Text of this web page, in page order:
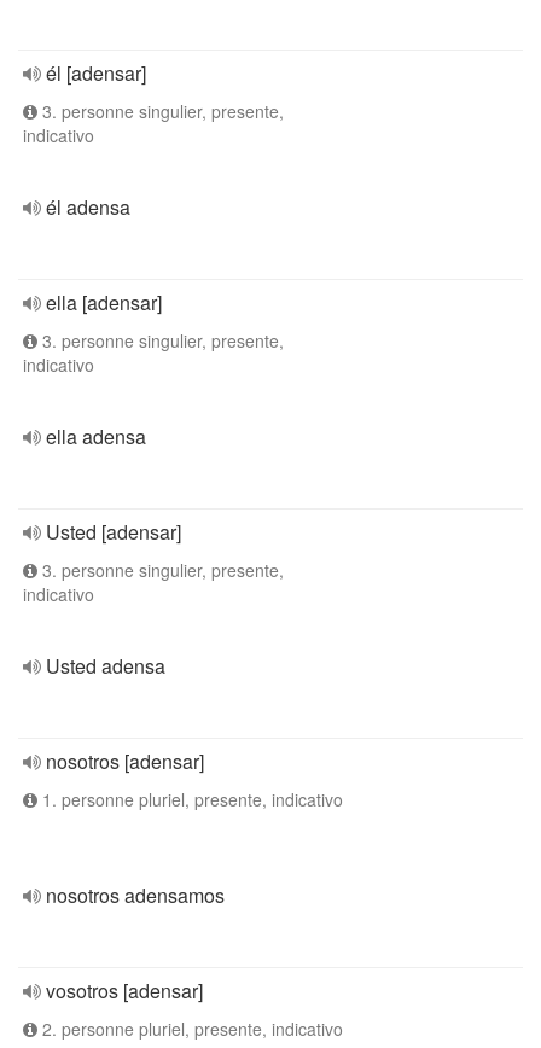
él [adensar]
3. personne singulier, presente,
indicativo
él adensa
ella [adensar]
3. personne singulier, presente,
indicativo
ella adensa
Usted [adensar]
3. personne singulier, presente,
indicativo
Usted adensa
nosotros [adensar]
1. personne pluriel, presente, indicativo
nosotros adensamos
vosotros [adensar]
2. personne pluriel, presente, indicativo